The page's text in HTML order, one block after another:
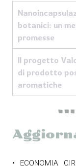
botanici: un
promesse
Il progetto
di prodotto
aromatiche
• ECONOMIA